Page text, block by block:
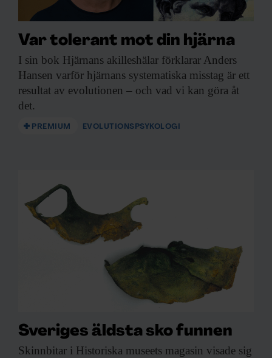
Var tolerant mot din hjärna
I sin bok Hjärnans akilleshälar förklarar Anders
Hansen varför hjärnans systematiska misstag är ett
resultat av evolutionen – och vad vi kan göra åt
det.
PREMIUM EVOLUTIONSPSYKOLOGI
Sveriges äldsta sko funnen
Skinnbitar i Historiska museets magasin visade sig